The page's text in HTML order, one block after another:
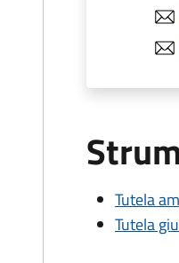
Tutela
Tutela